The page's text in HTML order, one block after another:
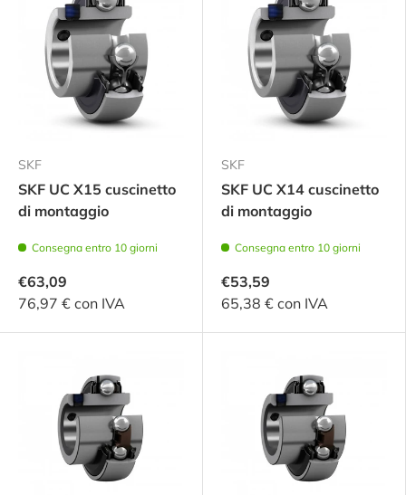
SKF
SKF UC X15 cuscinetto
di montaggio
Consegna entro 10 giorni
€63,09
76,97 € con IVA
SKF
SKF UC X14 cuscinetto
di montaggio
Consegna entro 10 giorni
€53,59
65,38 € con IVA